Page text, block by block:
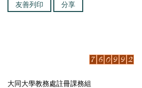
友善列印 分享
大同大學教務處註冊課務組